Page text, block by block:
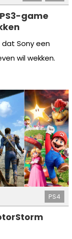
game
Sony een
wil wekken.
PS4